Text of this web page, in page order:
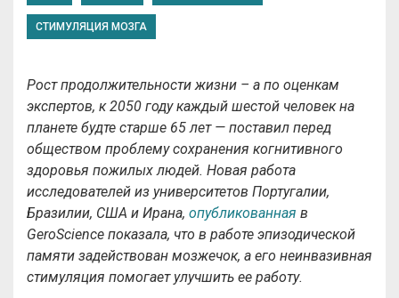
СТИМУЛЯЦИЯ МОЗГА
Рост продолжительности жизни – а по оценкам
экспертов, к 2050 году каждый шестой человек на
планете будте старше 65 лет — поставил перед
обществом проблему сохранения когнитивного
здоровья пожилых людей. Новая работа
исследователей из университетов Португалии,
Бразилии, США и Ирана, опубликованная в
GeroScience показала, что в работе эпизодической
памяти задействован мозжечок, а его неинвазивная
стимуляция помогает улучшить ее работу.